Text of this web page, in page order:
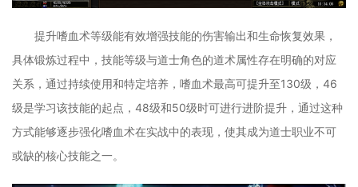
提升嗜血术等级能有效增强技能的伤害输出和生命恢复效果，
具体锻炼过程中，技能等级与道士角色的道术属性存在明确的对应
关系，通过持续使用和特定培养，嗜血术最高可提升至130级，46
级是学习该技能的起点，48级和50级时可进行进阶提升，通过这种
方式能够逐步强化嗜血术在实战中的表现，使其成为道士职业不可
或缺的核心技能之一。